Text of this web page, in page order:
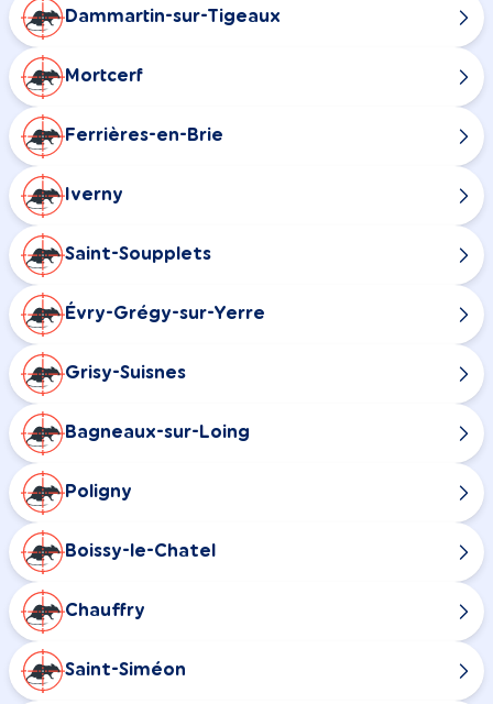
Dammartin-sur-Tigeaux
Mortcerf
Ferrières-en-Brie
Iverny
Saint-Soupplets
Évry-Grégy-sur-Yerre
Grisy-Suisnes
Bagneaux-sur-Loing
Poligny
Boissy-le-Chatel
Chauffry
Saint-Siméon